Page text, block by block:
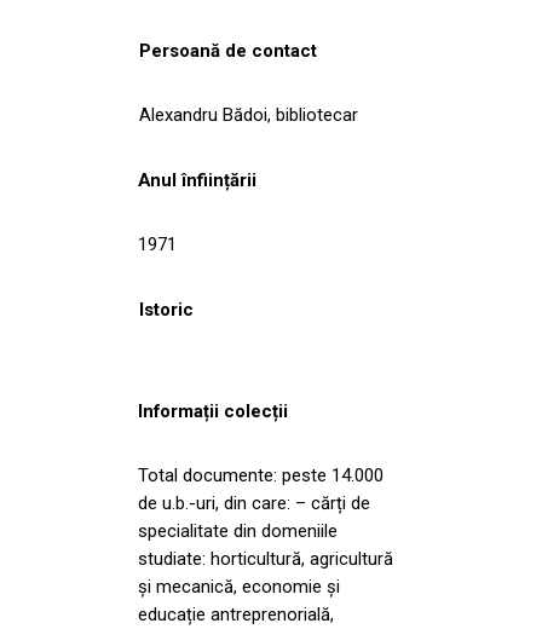
Persoană de contact
Alexandru Bădoi, bibliotecar
Anul înființării
1971
Istoric
Informații colecții
Total documente: peste 14.000
de u.b.-uri, din care: – cărți de
specialitate din domeniile
studiate: horticultură, agricultură
și mecanică, economie și
educație antreprenorială,